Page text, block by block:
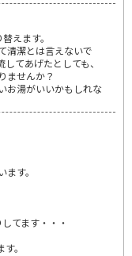
えます。
清潔とは言えないで
てあげたとしても、
ませんか？
お湯がいいかもしれな
す。
てます・・・
。